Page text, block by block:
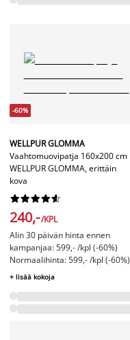
-60%
WELLPUR GLOMMA
Vaahtomuovipatja 160x200 cm
WELLPUR GLOMMA, erittäin
kova






240,-/KPL
Alin 30 päivän hinta ennen
kampanjaa: 599,- /kpl (-60%)
Normaalihinta: 599,- /kpl (-60%)
+ lisää kokoja